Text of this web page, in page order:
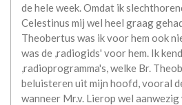
de hele week. Omdat ik
Celestinus mij wel heel graag
Theobertus was ik voor hem ook
was de ,radiogids' voor hem. Ik
,radioprogramma's, welke Br.
beluisteren uit mijn hoofd, vooral
wanneer Mr.v. Lierop wel aanwezig